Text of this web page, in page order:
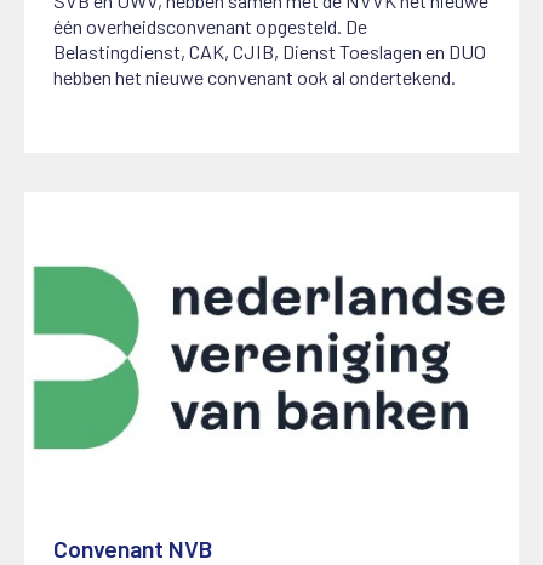
één overheidsconvenant opgesteld. De
Belastingdienst, CAK, CJIB, Dienst Toeslagen en DUO
hebben het nieuwe convenant ook al ondertekend.
Convenant NVB